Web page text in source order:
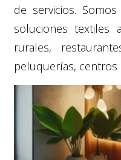
de servicios.
soluciones textiles
rurales,
peluquerías, centros